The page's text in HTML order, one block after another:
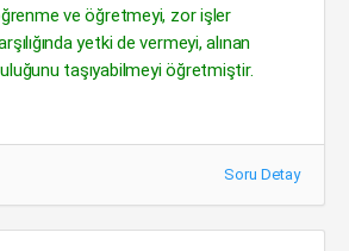
ve öğretmeyi, zor işler
yetki de vermeyi, alınan
taşıyabilmeyi öğretmiştir.
Soru Detay